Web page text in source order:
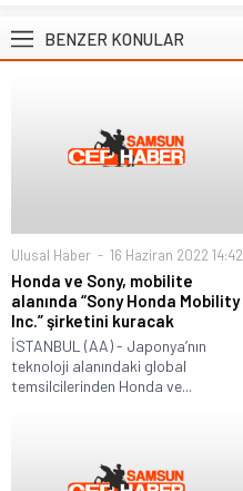
BENZER KONULAR
Ulusal Haber 16 Haziran 2022 14:42
Honda ve Sony, mobilite
alanında “Sony Honda Mobility
Inc.” şirketini kuracak
İSTANBUL (AA) - Japonya’nın
teknoloji alanındaki global
temsilcilerinden Honda ve...